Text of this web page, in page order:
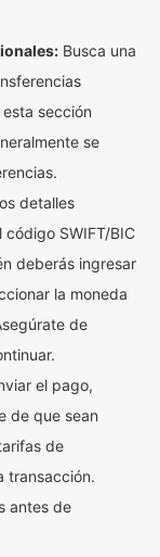
Busca una
sección
se
detalles
SWIFT/BIC
deberás ingresar
la moneda
de
el pago,
de que sean
de
transacción.
antes de